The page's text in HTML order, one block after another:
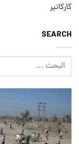
كاركاتير
SEARCH